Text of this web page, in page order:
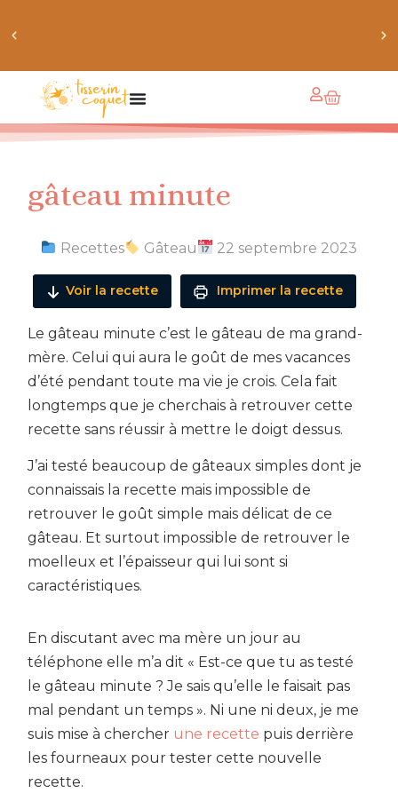
obtiens 20% de réduction sur ton prochain achat de
gâteau minute
Recettes Gâteau 22 septembre 2023
Voir la recette Imprimer la recette
Le gâteau minute c’est le gâteau de ma grand-
mère. Celui qui aura le goût de mes vacances
d’été pendant toute ma vie je crois. Cela fait
longtemps que je cherchais à retrouver cette
recette sans réussir à mettre le doigt dessus.
J’ai testé beaucoup de gâteaux simples dont je
connaissais la recette mais impossible de
retrouver le goût simple mais délicat de ce
gâteau. Et surtout impossible de retrouver le
moelleux et l’épaisseur qui lui sont si
caractéristiques.
En discutant avec ma mère un jour au
téléphone elle m’a dit « Est-ce que tu as testé
le gâteau minute ? Je sais qu’elle le faisait pas
mal pendant un temps ». Ni une ni deux, je me
suis mise à chercher une recette puis derrière
les fourneaux pour tester cette nouvelle
recette.